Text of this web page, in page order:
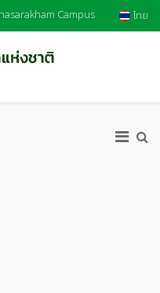
Campus ไทย